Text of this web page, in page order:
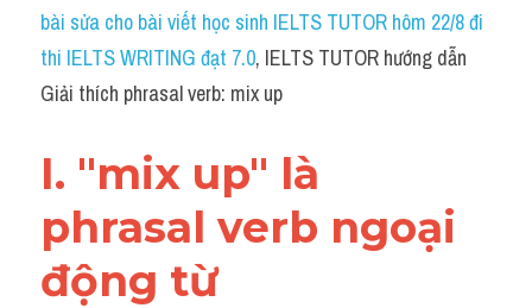
Idiom
Grammar
Word form
Cách dùng từ
Phân biệt từ
bài sửa cho bài viết học sinh IELTS TUTOR hôm 22/8 đi
thi IELTS WRITING đạt 7.0, IELTS TUTOR hướng dẫn
Giải thích phrasal verb: mix up
I. "mix up" là
phrasal verb ngoại
động từ